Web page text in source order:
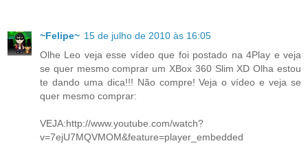
~Felipe~ 15 de julho de 2010 às 16:05
Olhe Leo veja esse vídeo que foi postado na 4Play e veja
se quer mesmo comprar um XBox 360 Slim XD Olha estou
te dando uma dica!!! Não compre! Veja o vídeo e veja se
quer mesmo comprar:
VEJA:http://www.youtube.com/watch?
v=7ejU7MQVMOM&feature=player_embedded